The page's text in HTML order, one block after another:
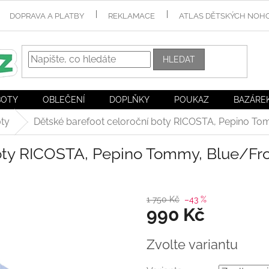
DOPRAVA A PLATBY REKLAMACE ATLAS DĚTSKÝCH
HLEDAT
OBLEČENÍ DOPLŇKY POUKAZ
Dětské barefoot celoroční boty RICOSTA, Pepino
RICOSTA, Pepino Tommy, Blue/
1 750 Kč –43 %
990 Kč
cena:
Zvolte variantu